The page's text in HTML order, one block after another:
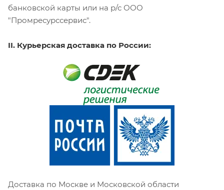
банковской карты или на р/с ООО
"Промресурссервис".
II. Курьерская доставка по России:
Доставка по Москве и Московской области